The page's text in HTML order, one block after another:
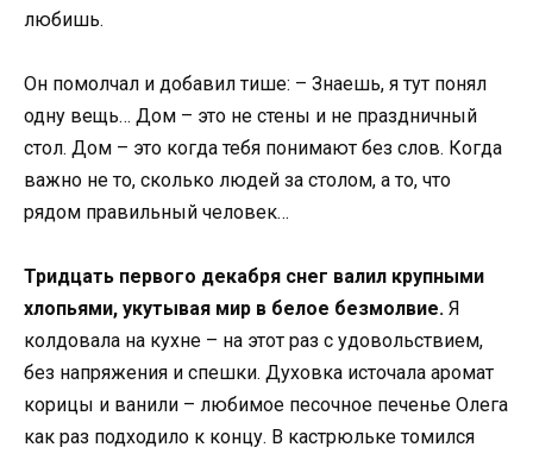
любишь.
Он помолчал и добавил тише: – Знаешь, я тут понял
одну вещь… Дом – это не стены и не праздничный
стол. Дом – это когда тебя понимают без слов. Когда
важно не то, сколько людей за столом, а то, что
рядом правильный человек…
Тридцать первого декабря снег валил крупными
хлопьями, укутывая мир в белое безмолвие. Я
колдовала на кухне – на этот раз с удовольствием,
без напряжения и спешки. Духовка источала аромат
корицы и ванили – любимое песочное печенье Олега
как раз подходило к концу. В кастрюльке томился